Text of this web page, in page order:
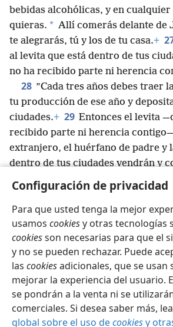
Configuración de privacidad
Para que usted tenga la mejor
usamos cookiesy otras tecnologías
cookiesson necesarias para que el
y no se pueden rechazar. Puede
las cookiesadicionales, que se usan
mejorar la experiencia del usuario.
se pondrán a la venta ni se
comerciales. Si desea saber más,
global sobre el uso decookiesy
bebidas alcohólicas, y en
quieras. * Allí comerás delante de
te alegrarás, tú y los de tu casa.+
al levita que está dentro de tus
no ha recibido parte ni herencia
28 ”Cada tres años debes traer
tu producción de ese año y
ciudades.+ 29 Entonces el levita
recibido parte ni herencia
extranjero, el huérfano de padre y
dentro de tus ciudades vendrán y
quedar satisfechos,
para que
bendiga en todo lo que hagas.
Español Compartir
Copyright © 2026 Watch Tower Bible and Tract
Condiciones de uso
Política
Configuración de privacidad